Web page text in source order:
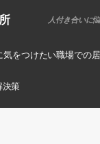
人付き合いに
気をつけたい職場での
決策